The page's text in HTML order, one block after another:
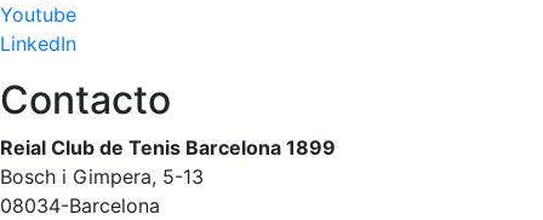
Youtube
LinkedIn
Contacto
Reial Club de Tenis Barcelona 1899
Bosch i Gimpera, 5-13
08034-Barcelona